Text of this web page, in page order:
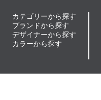
カテゴリーから探す
ブランドから探す
デザイナーから探す
カラーから探す